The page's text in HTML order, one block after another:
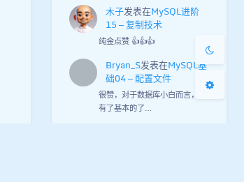
木子发表在MySQL进阶
15 — 复制技术
纯金点赞 👍👍👍
Bryan_S发表在MySQL基
础04 — 配置文件
很赞，对于数据库小白而言，我
有了基本的了…